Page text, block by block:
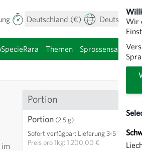
Deutschland (€) Deutsch
Themen Sprossensamen
Wir
im
Portion
Portion (2.5 g)
Sofort verfügbar: Lieferung 3-5 Tage
Preis pro1kg: 1.200,00 €